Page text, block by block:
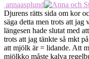
annaasplund
Djurens rätts sida om kor
säga detta men trots att
längesen hade slutat med
trots att jag tänkte så mkt
att mjölk är = lidande. Att
mjölkko måste kalva